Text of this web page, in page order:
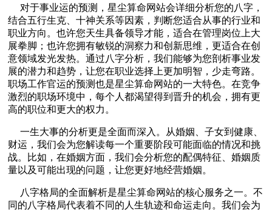
对于事业运的预测，星尘算命网站会详细分析您的八字，
结合五行生克、十神关系等因素，判断您适合从事的行业和
职业方向。也许您天生具备领导才能，适合在管理岗位上大
展拳脚；也许您拥有敏锐的洞察力和创新思维，更适合在创
意领域发光发热。通过八字分析，我们能够为您剖析事业发
展的潜力和趋势，让您在职业选择上更加明智，少走弯路。
职场工作官运的预测也是星尘算命网站的一大特色。在竞争
激烈的职场环境中，每个人都渴望得到晋升的机会，拥有更
高的职位和更大的权力。
一生大事的分析更是全面而深入。从婚姻、子女到健康、
财运，我们会为您解读每一个重要阶段可能面临的情况和挑
战。比如，在婚姻方面，我们会分析您的配偶特征、婚姻质
量以及可能出现的问题，让您更好地经营婚姻。
八字格局的全面解析是星尘算命网站的核心服务之一。不
同的八字格局代表着不同的人生轨迹和命运走向。我们会为